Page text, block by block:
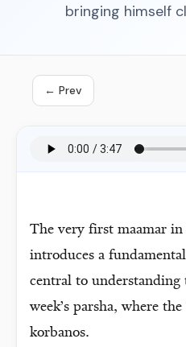
bringing himself
← Prev
The very first maamar
introduces a
central to
week’s parsha, where
korbanos.